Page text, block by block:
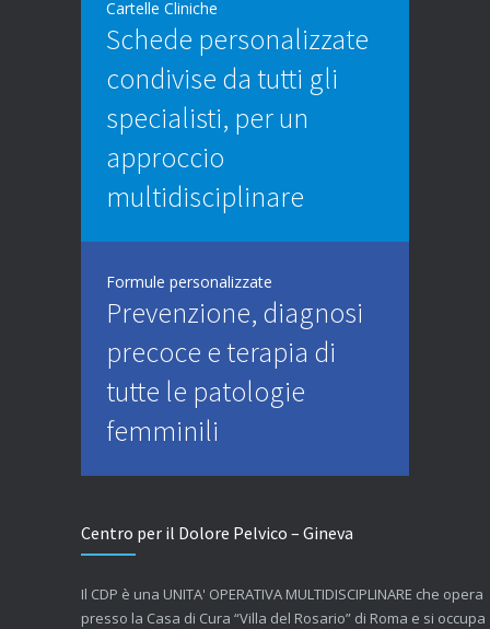
Cartelle Cliniche
Schede personalizzate
condivise da tutti gli
specialisti, per un
approccio
multidisciplinare
Formule personalizzate
Prevenzione, diagnosi
precoce e terapia di
tutte le patologie
femminili
Centro per il Dolore Pelvico – Gineva
Il CDP è una UNITA' OPERATIVA MULTIDISCIPLINARE che opera
presso la Casa di Cura “Villa del Rosario” di Roma e si occupa